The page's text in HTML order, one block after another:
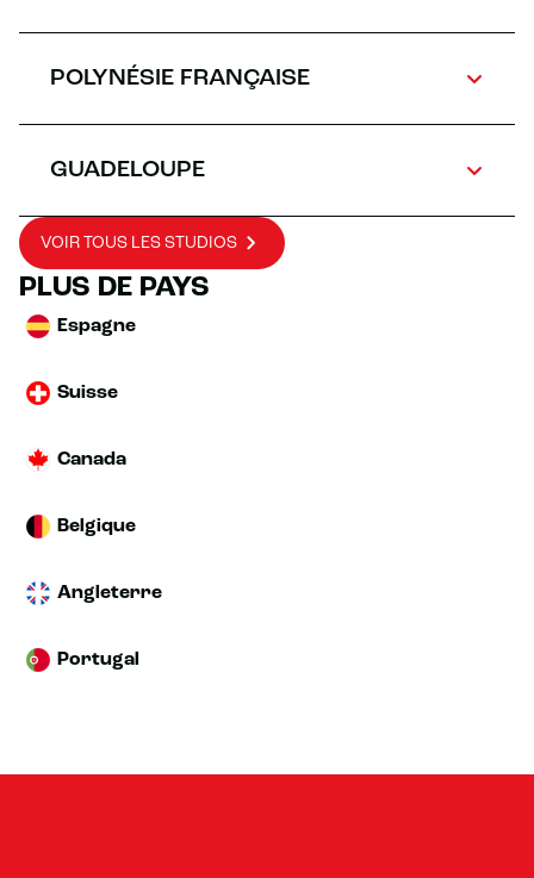
POLYNÉSIE FRANÇAISE
GUADELOUPE
VOIR TOUS LES STUDIOS
PLUS DE PAYS
Espagne
Suisse
Canada
Belgique
Angleterre
Portugal